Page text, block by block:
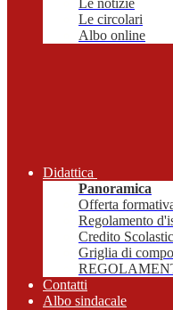
Le notizie
Le circolari
Albo online
Didattica
Panoramica
Offerta
Regolamento
Credito
Griglia di
Contatti
Albo sindacale